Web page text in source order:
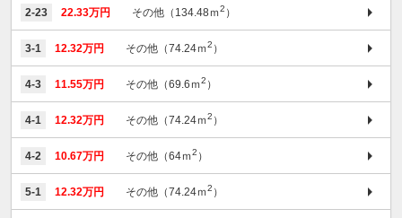
2-23 22.33万円 その他（134.48ｍ2 ）
3-1 12.32万円 その他（74.24ｍ2 ）
4-3 11.55万円 その他（69.6ｍ2 ）
4-1 12.32万円 その他（74.24ｍ2 ）
4-2 10.67万円 その他（64ｍ2 ）
5-1 12.32万円 その他（74.24ｍ2 ）